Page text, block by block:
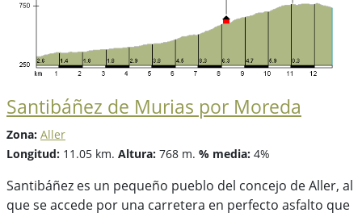
Santibáñez de Murias por Moreda
Zona: Aller
Longitud: 11.05 km. Altura: 768 m. % media: 4%
Santibáñez es un pequeño pueblo del concejo de Aller, al
que se accede por una carretera en perfecto asfalto que